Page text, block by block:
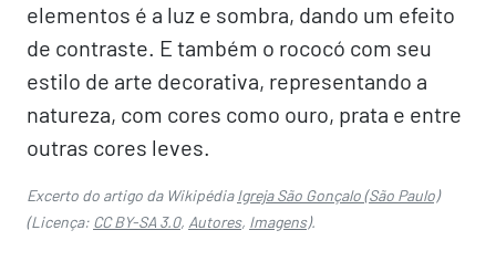
elementos é a luz e sombra, dando um efeito
de contraste. E também o rococó com seu
estilo de arte decorativa, representando a
natureza, com cores como ouro, prata e entre
outras cores leves.
Excerto do artigo da WikipédiaIgreja São Gonçalo (São Paulo)
(Licença: CC BY-SA 3.0, Autores, Imagens).